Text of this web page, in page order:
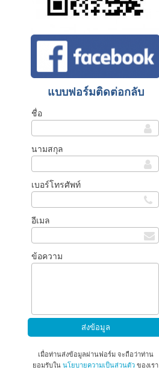
แบบฟอร์มติดต่อกลับ
ชื่อ
นามสกุล
เบอร์โทรศัพท์
อีเมล
ข้อความ
เมื่อท่านส่งข้อมูลผ่านฟอร์ม จะถือว่าท่าน
ยอมรับใน นโยบายความเป็นส่วนตัวของเรา